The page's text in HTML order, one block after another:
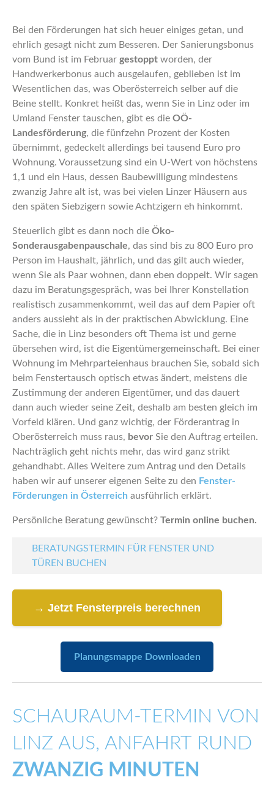
Bei den Förderungen hat sich heuer einiges getan, und
ehrlich gesagt nicht zum Besseren. Der Sanierungsbonus
vom Bund ist im Februar gestoppt worden, der
Handwerkerbonus auch ausgelaufen, geblieben ist im
Wesentlichen das, was Oberösterreich selber auf die
Beine stellt. Konkret heißt das, wenn Sie in Linz oder im
Umland Fenster tauschen, gibt es die OÖ-
Landesförderung, die fünfzehn Prozent der Kosten
übernimmt, gedeckelt allerdings bei tausend Euro pro
Wohnung. Voraussetzung sind ein U-Wert von höchstens
1,1 und ein Haus, dessen Baubewilligung mindestens
zwanzig Jahre alt ist, was bei vielen Linzer Häusern aus
den späten Siebzigern sowie Achtzigern eh hinkommt.
Steuerlich gibt es dann noch die Öko-
Sonderausgabenpauschale, das sind bis zu 800 Euro pro
Person im Haushalt, jährlich, und das gilt auch wieder,
wenn Sie als Paar wohnen, dann eben doppelt. Wir sagen
dazu im Beratungsgespräch, was bei Ihrer Konstellation
realistisch zusammenkommt, weil das auf dem Papier oft
anders aussieht als in der praktischen Abwicklung. Eine
Sache, die in Linz besonders oft Thema ist und gerne
übersehen wird, ist die Eigentümergemeinschaft. Bei einer
Wohnung im Mehrparteienhaus brauchen Sie, sobald sich
beim Fenstertausch optisch etwas ändert, meistens die
Zustimmung der anderen Eigentümer, und das dauert
dann auch wieder seine Zeit, deshalb am besten gleich im
Vorfeld klären. Und ganz wichtig, der Förderantrag in
Oberösterreich muss raus, bevor Sie den Auftrag erteilen.
Nachträglich geht nichts mehr, das wird ganz strikt
gehandhabt. Alles Weitere zum Antrag und den Details
haben wir auf unserer eigenen Seite zu den Fenster-
Förderungen in Österreich ausführlich erklärt.
Persönliche Beratung gewünscht? Termin online buchen.
BERATUNGSTERMIN FÜR FENSTER UND
TÜREN BUCHEN
→ Jetzt Fensterpreis berechnen
Planungsmappe Downloaden
SCHAURAUM-TERMIN VON
LINZ AUS, ANFAHRT RUND
ZWANZIG MINUTEN